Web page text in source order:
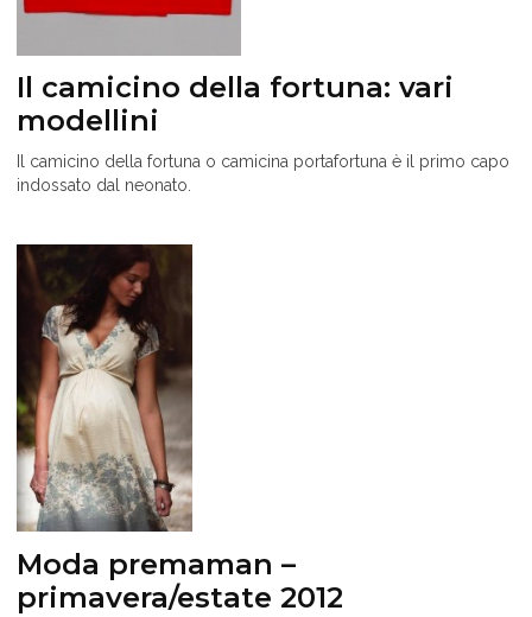
Il camicino della fortuna: vari
modellini
Il camicino della fortuna o camicina portafortuna è il primo capo
indossato dal neonato.
Moda premaman –
primavera/estate 2012